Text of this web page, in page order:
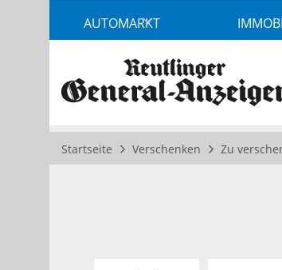
Modus
aktivieren
Navigation
zum
AUTOMARKT
Startseite Verschenken Zu